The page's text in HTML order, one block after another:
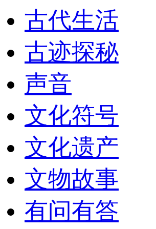
古代生活
古迹探秘
声音
文化符号
文化遗产
文物故事
有问有答